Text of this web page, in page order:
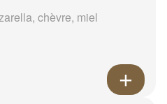
chèvre, miel